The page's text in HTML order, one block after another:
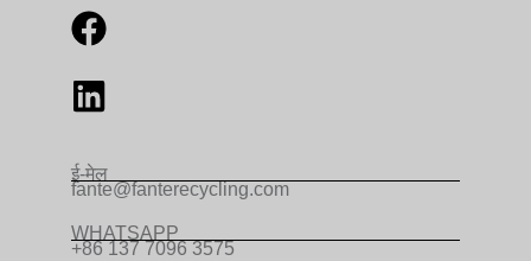
ई-मेल
fante@fanterecycling.com
WHATSAPP
+86 137 7096 3575